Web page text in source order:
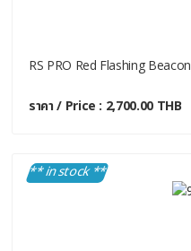
RS PRO Red Flashing
ราคา / Price : 2,700.00 THB
** in stock **